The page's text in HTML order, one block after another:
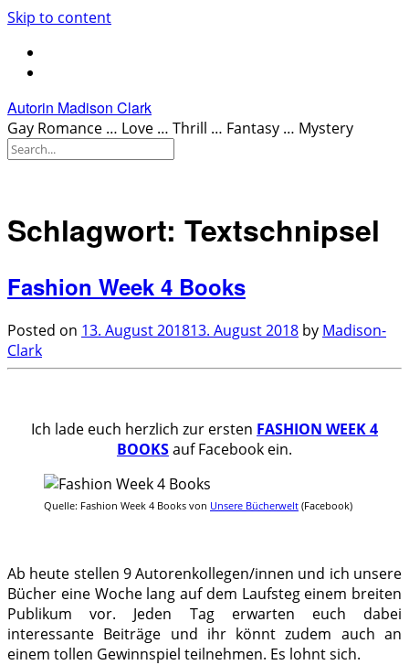
Skip to content
Autorin Madison Clark
Gay Romance … Love … Thrill … Fantasy … Mystery
Schlagwort: Textschnipsel
Fashion Week 4 Books
Posted on 13. August 201813. August 2018 by Madison-
Clark
Ich lade euch herzlich zur ersten FASHION WEEK 4
BOOKSauf Facebook ein.
Quelle: Fashion Week 4 Books von Unsere Bücherwelt (Facebook)
Ab heute stellen 9 Autorenkollegen/innen und ich unsere
Bücher eine Woche lang auf dem Laufsteg einem breiten
Publikum vor. Jeden Tag erwarten euch dabei
interessante Beiträge und ihr könnt zudem auch an
einem tollen Gewinnspiel teilnehmen. Es lohnt sich.